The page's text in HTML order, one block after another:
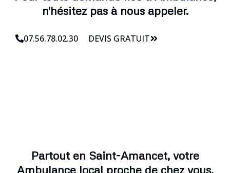
n'hésitez pas à nous appeler.
07.56.78.02.30 DEVIS GRATUIT
Partout en Saint-Amancet, votre
Ambulance local proche de chez vous,